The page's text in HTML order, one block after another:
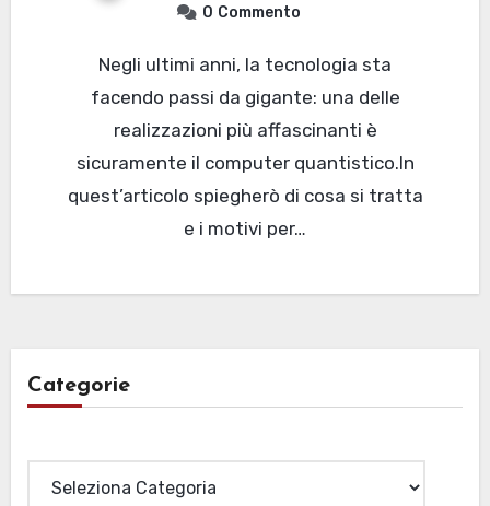
0 Commento
Negli ultimi anni, la tecnologia sta
facendo passi da gigante: una delle
realizzazioni più affascinanti è
sicuramente il computer quantistico.In
quest’articolo spiegherò di cosa si tratta
e i motivi per…
Categorie